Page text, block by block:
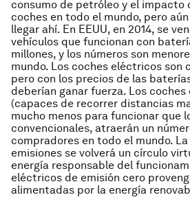
consumo de petróleo y el impacto
coches en todo el mundo, pero
llegar ahí. En EEUU, en 2014, se
vehículos que funcionan con
millones, y los números son
mundo. Los coches eléctricos son
pero con los precios de las
deberían ganar fuerza. Los
(capaces de recorrer distancias
mucho menos para funcionar que
convencionales, atraerán un
compradores en todo el mundo.
emisiones se volverá un círculo
energía responsable del
eléctricos de emisión cero
alimentadas por la energía